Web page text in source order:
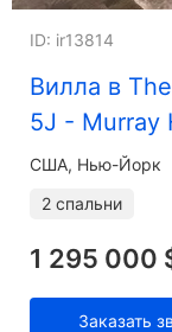
Вилла в
5J - Murray
ID: ir13814
США, Нью-Йорк
2 спальни
1 295 000
Заказать